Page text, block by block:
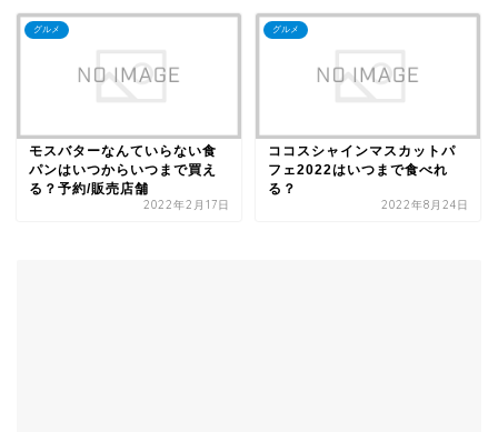
グルメ
モスバターなんていらない食
パンはいつからいつまで買え
る？予約/販売店舗
2022年2月17日
グルメ
ココスシャインマスカットパ
フェ2022はいつまで食べれ
る？
2022年8月24日